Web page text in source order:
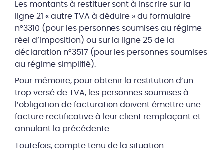
Les montants à restituer sont à inscrire sur la
ligne 21 « autre TVA à déduire » du formulaire
n°3310 (pour les personnes soumises au régime
réel d’imposition) ou sur la ligne 25 de la
déclaration n°3517 (pour les personnes soumises
au régime simplifié).
Pour mémoire, pour obtenir la restitution d’un
trop versé de TVA, les personnes soumises à
l’obligation de facturation doivent émettre une
facture rectificative à leur client remplaçant et
annulant la précédente.
Toutefois, compte tenu de la situation